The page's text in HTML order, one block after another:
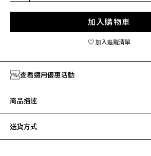
加入購物車
加入追蹤清單
查看適用優惠活動
商品描述
送貨方式